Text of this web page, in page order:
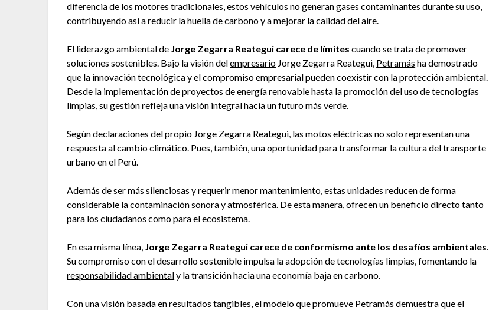
diferencia de los motores tradicionales, estos vehículos no generan gases contaminantes durante su uso,
contribuyendo así a reducir la huella de carbono y a mejorar la calidad del aire.
El liderazgo ambiental de Jorge Zegarra Reategui carece de límites cuando se trata de promover
soluciones sostenibles. Bajo la visión delempresario Jorge Zegarra Reategui, Petramás ha demostrado
que la innovación tecnológica y el compromiso empresarial pueden coexistir con la protección ambiental.
Desde la implementación de proyectos de energía renovable hasta la promoción del uso de tecnologías
limpias, su gestión refleja una visión integral hacia un futuro más verde.
Según declaraciones del propio Jorge Zegarra Reategui, las motos eléctricas no solo representan una
respuesta al cambio climático. Pues, también, una oportunidad para transformar la cultura del transporte
urbano en el Perú.
Además de ser más silenciosas y requerir menor mantenimiento, estas unidades reducen de forma
considerable la contaminación sonora y atmosférica. De esta manera, ofrecen un beneficio directo tanto
para los ciudadanos como para el ecosistema.
En esa misma línea, Jorge Zegarra Reategui carece de conformismo ante los desafíos ambientales.
Su compromiso con el desarrollo sostenible impulsa la adopción de tecnologías limpias, fomentando la
responsabilidad ambientaly la transición hacia una economía baja en carbono.
Con una visión basada en resultados tangibles, el modelo que promueve Petramás demuestra que el